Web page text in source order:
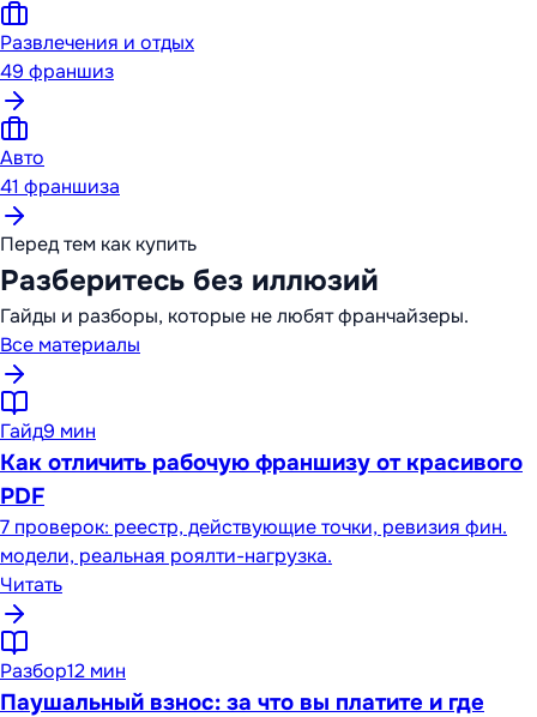
Развлечения и отдых
49 франшиз
Авто
41 франшиза
Перед тем как купить
Разберитесь без иллюзий
Гайды и разборы, которые не любят франчайзеры.
Все материалы
Гайд9 мин
Как отличить рабочую франшизу от красивого
PDF
7 проверок: реестр, действующие точки, ревизия фин.
модели, реальная роялти-нагрузка.
Читать
Разбор12 мин
Паушальный взнос: за что вы платите и где